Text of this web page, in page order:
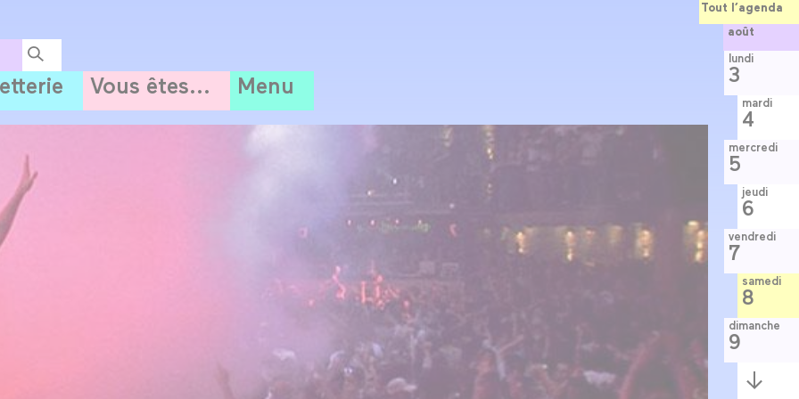
Vous êtes... Menu
Tout l’agenda
août
lundi
3
mardi
4
mercredi
5
jeudi
6
vendredi
7
samedi
8
dimanche
9
Semaine
suivante